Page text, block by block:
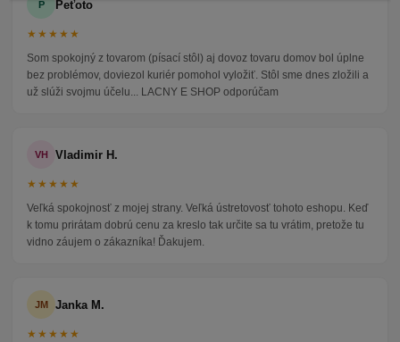
P Peťoto
★★★★★
Som spokojný z tovarom (písací stôl) aj dovoz tovaru domov bol úplne
bez problémov, doviezol kuriér pomohol vyložiť. Stôl sme dnes zložili a
už slúži svojmu účelu... LACNY E SHOP odporúčam
VH Vladimir H.
★★★★★
Veľká spokojnosť z mojej strany. Veľká ústretovosť tohoto eshopu. Keď
k tomu prirátam dobrú cenu za kreslo tak určite sa tu vrátim, pretože tu
vidno záujem o zákazníka! Ďakujem.
JM Janka M.
★★★★★